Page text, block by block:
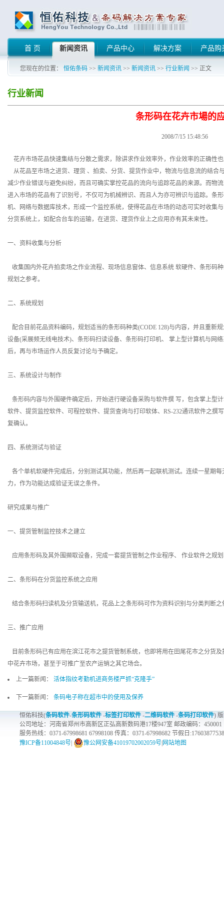
首 页 新闻资讯 产品中心 解决方案 产品购
您现在的位置： 恒佑条码 >> 新闻资讯 >> 新闻资讯 >> 行业新闻 >> 正文
行业新闻
条形码在花卉市場的
2008/7/15 15:48:56
花卉市场花品快速集结与分散之需求，除讲求作业效率外，作业效率的正确性
从花品至市场之进货、理货 、拍卖、分货、提货作业中，物流与信息流的结合
减少作业错误与避免纠纷，而且可确实掌控花品的流向与追踪花品的来源。而物
进入市场的花品有了识别号，不仅可为机械辨识、而且人为亦可辨识与追踪。条
机、网络与数据库技术，形成一个监控系统，使得花品在市场的动态可实时收集
分货系统上，如配合台车的运输，在进货、理货作业上之应用亦有其未来性。
一、资料收集与分析
收集国内外花卉拍卖场之作业流程、现场信息窗体、信息系统 软硬件、条形码
规划之参考。
二、系统规划
配合目前花品资料编码，规划适当的条形码种类(CODE 128)与内容，并且重新
设备(采展频无线电技术)、条形码扫读设备、条形码打印机、 掌上型计算机与网
后，再与市场运作人员反复讨论与予确定。
三、系统设计与制作
条形码内容与外围硬件确定后，开始进行硬设备采购与软件撰 写，包含掌上型
软件、提货监控软件、可程控软件、提货查询与打印软体、RS-232通讯软件之撰
复确认。
四、系统测试与验证
各个单机软硬件完成后，分别测试其功能，然后再一起联机测试。连续一星期
力，作为功能达成验证无误之条件。
研究成果与推广
一、提货管制监控技术之建立
应用条形码及其外围撷取设备，完成一套提货管制之作业程序、 作业软件之规
二、条形码在分货监控系统之应用
结合条形码扫读机及分货输送机，花品上之条形码可作为资料识别与分类判断
三、推广应用
目前条形码已有应用在滨江花市之提货管制系统，也即将用在田尾花市之分货
中花卉市场，甚至于可推广至农产运销之其它场合。
上一篇新闻： 活体指纹考勤机进商务楼严抓“克隆手”
下一篇新闻： 条码电子称在超市中的使用及保养
恒佑科技(条码软件-条形码软件 -标签打印软件 -二维码软件 -条码打印软件)
公司地址：河南省郑州市高新区正弘高新数码港17楼947室 邮政编码：450001
服务热线：0371-67998681 67998108 传真：0371-67998682 节假日:17603877538
豫ICP备11004848号
豫公网安备41019702002059号 网站地图